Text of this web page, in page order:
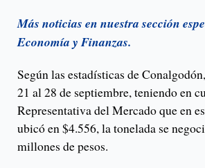
Más noticias en nuestra sección
Economía y Finanzas.
Según las estadísticas de
21 al 28 de septiembre, teniendo en
Representativa del Mercado que en
ubicó en $4.556, la tonelada se
millones de pesos.